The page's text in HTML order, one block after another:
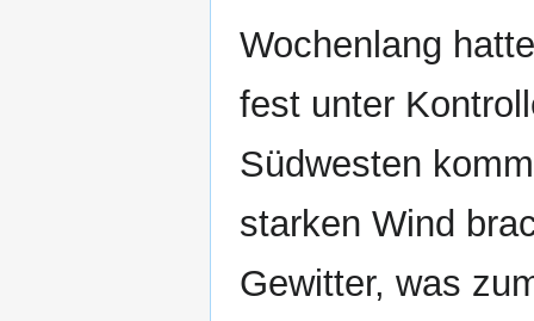
Wochenlang
fest unter
Südwesten
starken Wind
Gewitter, was